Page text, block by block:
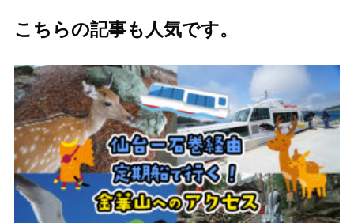
こちらの記事も人気です。